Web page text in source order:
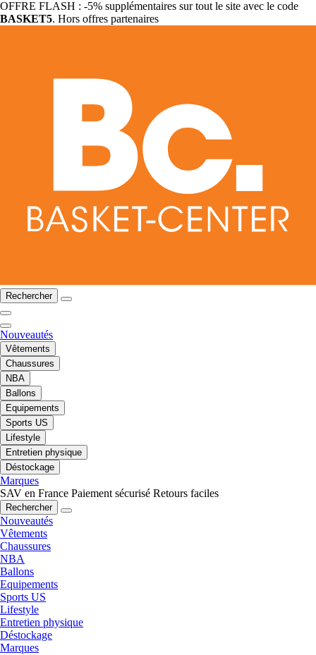
OFFRE FLASH : -5% supplémentaires sur tout le site avec le code
BASKET5. Hors offres partenaires
Rechercher
Nouveautés
Vêtements
Chaussures
NBA
Ballons
Equipements
Sports US
Lifestyle
Entretien physique
Déstockage
Marques
SAV en France Paiement sécurisé Retours faciles
Rechercher
Nouveautés
Vêtements
Chaussures
NBA
Ballons
Equipements
Sports US
Lifestyle
Entretien physique
Déstockage
Marques